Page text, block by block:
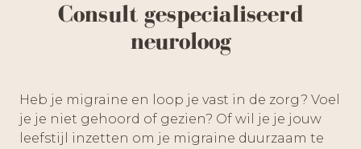
Consult gespecialiseerd
neuroloog
Heb je migraine en loop je vast in de zorg? Voel
je je niet gehoord of gezien? Of wil je je jouw
leefstijl inzetten om je migraine duurzaam te